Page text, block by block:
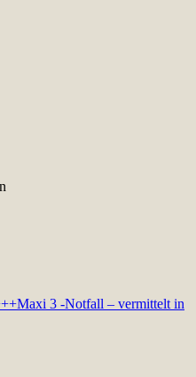
Maxi 3 -Notfall – vermittelt in